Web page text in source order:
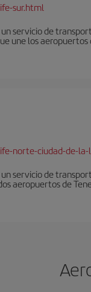
sur.html
servicio de
une los
norte-ciudad-de-la-
servicio de
aeropuertos de